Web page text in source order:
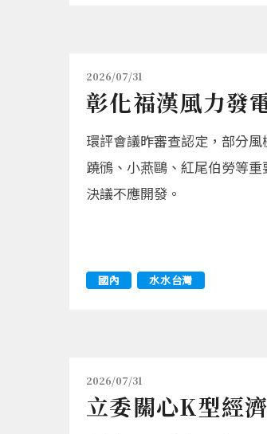
2026/07/31
彰化福漢風力發
環評會議昨審查認定，部分
蹺鴴、小燕鷗、紅尾伯勞等
決議不應開發。
國內 水水台灣
2026/07/31
立委關心K型經